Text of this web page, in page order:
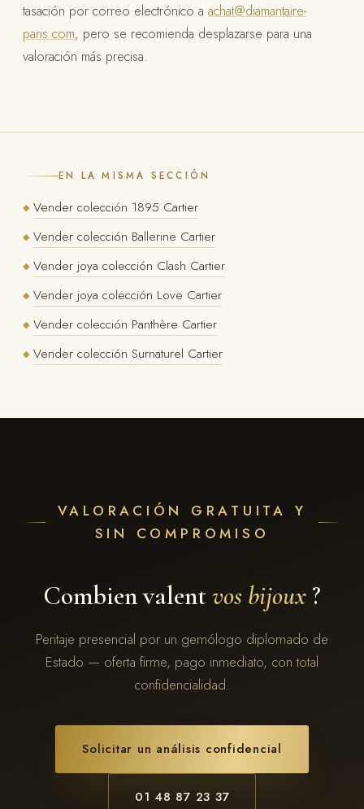
tasación por correo electrónico a achat@diamantaire-
paris.com, pero se recomienda desplazarse para una
valoración más precisa.
EN LA MISMA SECCIÓN
◆ Vender colección 1895 Cartier
◆ Vender colección Ballerine Cartier
◆ Vender joya colección Clash Cartier
◆ Vender joya colección Love Cartier
◆ Vender colección Panthère Cartier
◆ Vender colección Surnaturel Cartier
VALORACIÓN GRATUITA Y
SIN COMPROMISO
Combien valentvos bijoux ?
Peritaje presencial por un gemólogo diplomado de
Estado — oferta firme, pago inmediato, con total
confidencialidad.
Solicitar un análisis confidencial
01 48 87 23 37